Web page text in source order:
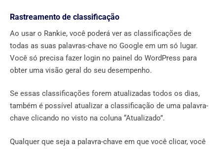
Rastreamento de classificação
Ao usar o Rankie, você poderá ver as classificações de
todas as suas palavras-chave no Google em um só lugar.
Você só precisa fazer login no painel do WordPress para
obter uma visão geral do seu desempenho.
Se essas classificações forem atualizadas todos os dias,
também é possível atualizar a classificação de uma palavra-
chave clicando no visto na coluna “Atualizado”.
Qualquer que seja a palavra-chave em que você clicar, você